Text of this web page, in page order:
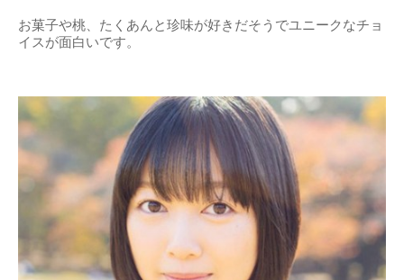
お菓子や桃、たくあんと珍味が好きだそうでユニークなチョ
イスが面白いです。